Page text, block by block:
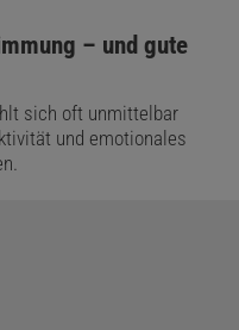
– und gute
sich oft unmittelbar
und emotionales